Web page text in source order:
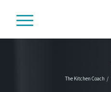
/
The Kitchen Coach